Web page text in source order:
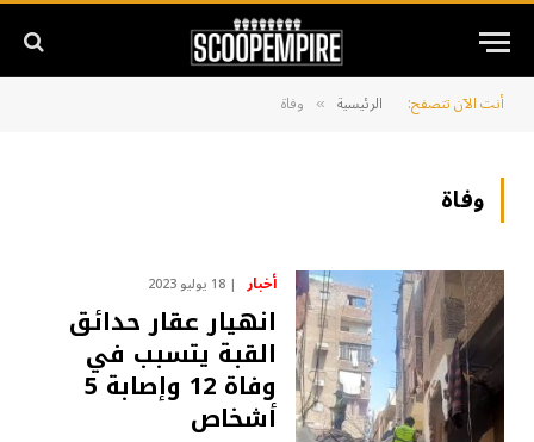
أنت الآن تتصفح: الرئيسية » وفاة
وفاة
أخبار 18 يوليو 2023
انهيار عقار حدائق
القبة يتسبب في
وفاة 12 وإصابة 5
أشخاص